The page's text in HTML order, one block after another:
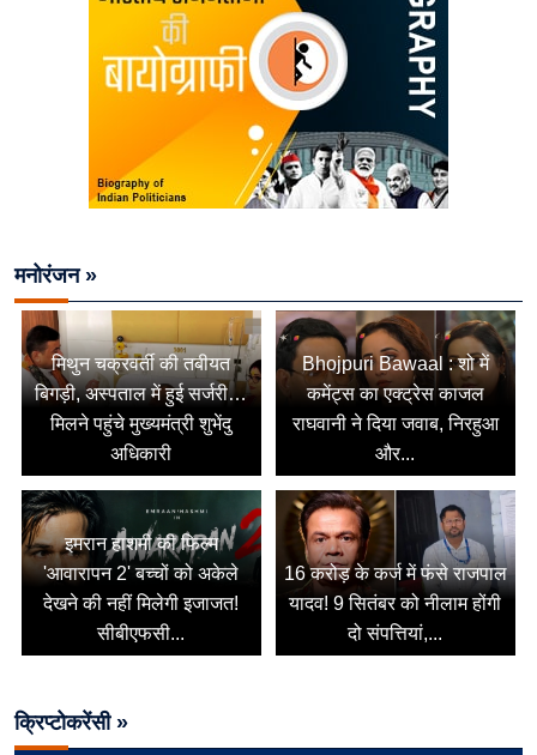
मनोरंजन »
मिथुन चक्रवर्ती की तबीयत
बिगड़ी, अस्पताल में हुई सर्जरी…
मिलने पहुंचे मुख्यमंत्री शुभेंदु
अधिकारी
Bhojpuri Bawaal : शो में
कमेंट्स का एक्ट्रेस काजल
राघवानी ने दिया जवाब, निरहुआ
और...
इमरान हाशमी की फिल्म
'आवारापन 2' बच्चों को अकेले
देखने की नहीं मिलेगी इजाजत!
सीबीएफसी...
16 करोड़ के कर्ज में फंसे राजपाल
यादव! 9 सितंबर को नीलाम होंगी
दो संपत्तियां,...
क्रिप्टोकरेंसी »